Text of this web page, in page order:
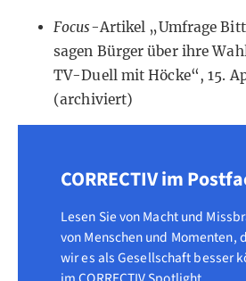
Focus-Artikel „​​Umfrage
sagen Bürger über ihre
TV-Duell mit Höcke“, 15.
(archiviert)
CORRECTIV im
Lesen Sie von Macht und
von Menschen und Momenten,
wir es als Gesellschaft besser